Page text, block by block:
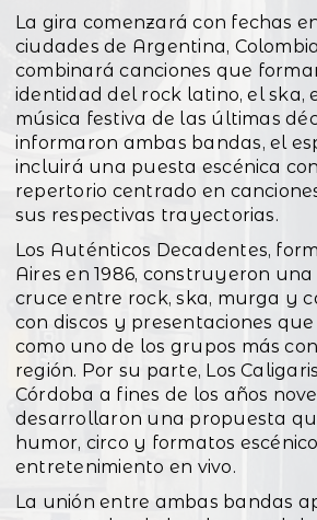
La gira comenzará con fechas
ciudades de Argentina,
combinará canciones que
identidad del rock latino, el ska,
música festiva de las últimas
informaron ambas bandas, el
incluirá una puesta escénica
repertorio centrado en
sus respectivas trayectorias.
Los Auténticos Decadentes,
Aires en 1986, construyeron
cruce entre rock, ska, murga y
con discos y presentaciones
como uno de los grupos más
región. Por su parte, Los
Córdoba a fines de los años
desarrollaron una propuesta
humor, circo y formatos
entretenimiento en vivo.
La unión entre ambas bandas